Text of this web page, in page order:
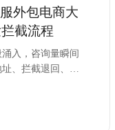
外包电商大
截流程
入，咨询量瞬间
、拦截退回、催
构建起爆单回复